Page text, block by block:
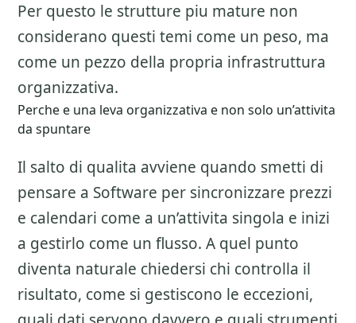
Per questo le strutture piu mature non
considerano questi temi come un peso, ma
come un pezzo della propria infrastruttura
organizzativa.
Perche e una leva organizzativa e non solo un’attivita
da spuntare
Il salto di qualita avviene quando smetti di
pensare a Software per sincronizzare prezzi
e calendari come a un’attivita singola e inizi
a gestirlo come un flusso. A quel punto
diventa naturale chiedersi chi controlla il
risultato, come si gestiscono le eccezioni,